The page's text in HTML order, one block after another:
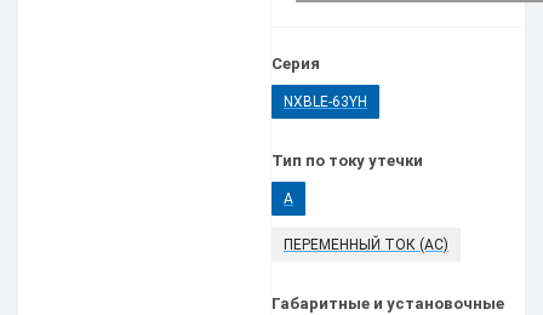
Серия
NXBLE-63YH
Тип по току утечки
A
ПЕРЕМЕННЫЙ ТОК (AC)
Габаритные и установочные